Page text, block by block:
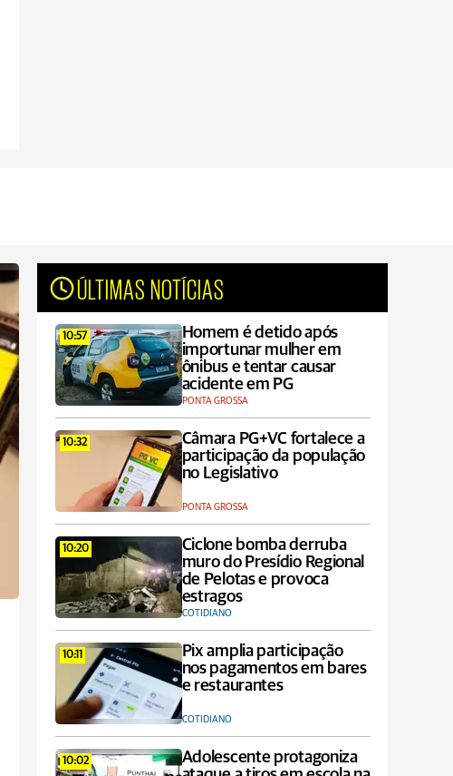
ÚLTIMAS NOTÍCIAS
10:57
Homem é detido após
importunar mulher em
ônibus e tentar causar
acidente em PG
PONTA GROSSA
10:32
Câmara PG+VC fortalece a
participação da população
no Legislativo
PONTA GROSSA
10:20
Ciclone bomba derruba
muro do Presídio Regional
de Pelotas e provoca
estragos
COTIDIANO
10:11
Pix amplia participação
nos pagamentos em bares
e restaurantes
COTIDIANO
10:02
Adolescente protagoniza